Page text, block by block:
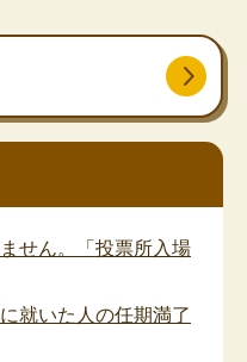
せん。「投票所入場
就いた人の任期満了